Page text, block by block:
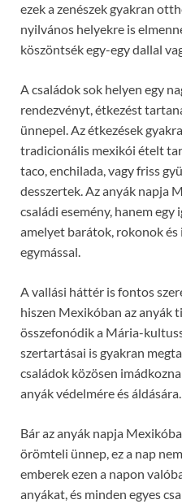
ezek a zenészek gyakran
nyilvános helyekre is
köszöntsék egy-egy dallal
A családok sok helyen egy
rendezvényt, étkezést
ünnepel. Az étkezések
tradicionális mexikói ételt
taco, enchilada, vagy friss
desszertek. Az anyák napja
családi esemény, hanem egy
amelyet barátok, rokonok
egymással.
A vallási háttér is fontos
hiszen Mexikóban az anyák
összefonódik a Mária-
szertartásai is gyakran
családok közösen
anyák védelmére és áldására.
Bár az anyák napja
örömteli ünnep, ez a nap
emberek ezen a napon
anyákat, és minden egyes